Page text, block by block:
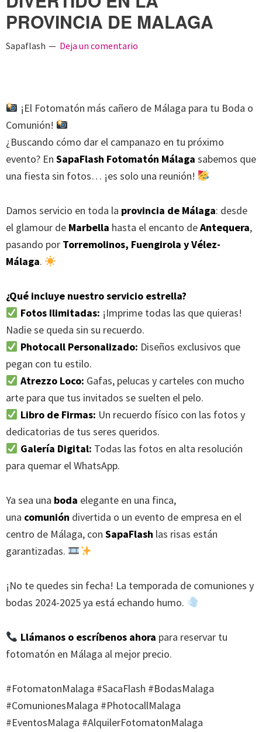
PROVINCIA DE MALAGA
Sapaflash Deja un comentario
¡El Fotomatón más cañero de Málaga para tu Boda o
Comunión!
¿Buscando cómo dar el campanazo en tu próximo
evento? En SapaFlash Fotomatón Málaga sabemos que
una fiesta sin fotos… ¡es solo una reunión!
Damos servicio en toda la provincia de Málaga: desde
el glamour de Marbella hasta el encanto deAntequera,
pasando por Torremolinos, Fuengirola y Vélez-
Málaga.
¿Qué incluye nuestro servicio estrella?
Fotos Ilimitadas: ¡Imprime todas las que quieras!
Nadie se queda sin su recuerdo.
Photocall Personalizado: Diseños exclusivos que
pegan con tu estilo.
Atrezzo Loco: Gafas, pelucas y carteles con mucho
arte para que tus invitados se suelten el pelo.
Libro de Firmas: Un recuerdo físico con las fotos y
dedicatorias de tus seres queridos.
Galería Digital: Todas las fotos en alta resolución
para quemar el WhatsApp.
Ya sea una boda elegante en una finca,
una comunión divertida o un evento de empresa en el
centro de Málaga, con SapaFlash las risas están
garantizadas.
¡No te quedes sin fecha! La temporada de comuniones y
bodas 2024-2025 ya está echando humo.
Llámanos o escríbenos ahora para reservar tu
fotomatón en Málaga al mejor precio.
#FotomatonMalaga #SacaFlash #BodasMalaga
#ComunionesMalaga #PhotocallMalaga
#EventosMalaga #AlquilerFotomatonMalaga